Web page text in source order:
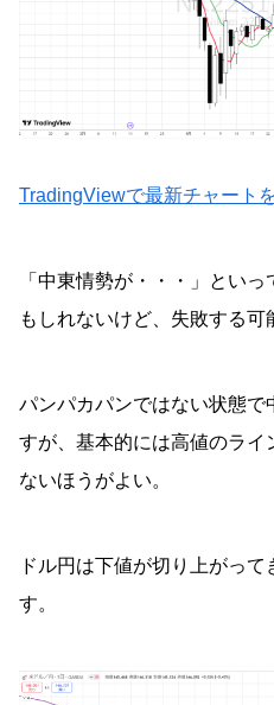
TradingViewで最新チャート
「中東情勢が・・・」とい
もしれないけど、失敗する可
パンパカパンではない状態
すが、基本的には高値のラ
ないほうがよい。
ドル円は下値が切り上がっ
す。